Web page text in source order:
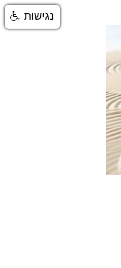
נגישות